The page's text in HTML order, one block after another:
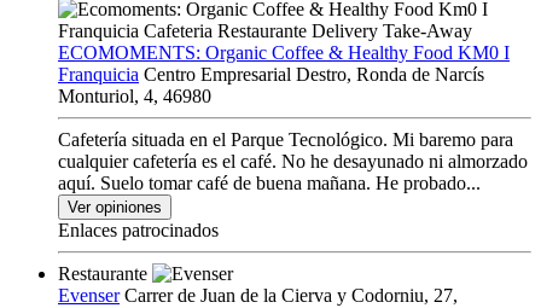
ECOMOMENTS: Organic Coffee & Healthy Food KM0 I
Franquicia Centro Empresarial Destro, Ronda de Narcís
Monturiol, 4, 46980
Cafetería situada en el Parque Tecnológico. Mi baremo para
cualquier cafetería es el café. No he desayunado ni almorzado
aquí. Suelo tomar café de buena mañana. He probado...
Ver opiniones
Enlaces patrocinados
Restaurante
Evenser Carrer de Juan de la Cierva y Codorniu, 27,